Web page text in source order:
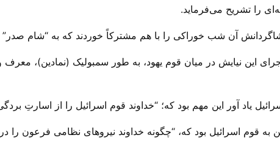
را تشریح می‌‌فرماید.
آن شب خوراکی را با هم مشترکاً خوردند که به “شام صدر”
این نیایش در میان قوم یهود، به طور سمبولیک (نمادین)،
یاد آور این مهم بود که؛ “خداوند قوم اسرائیل را از اسارتِ
به قوم اسرائیل بود که، “چگونه خداوند نیروهای نظامی فرعون